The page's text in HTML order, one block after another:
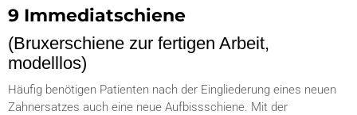
9 Immediatschiene
(Bruxerschiene zur fertigen Arbeit,
modelllos)​
Häufig benötigen Patienten nach der Eingliederung eines neuen
Zahnersatzes auch eine neue Aufbissschiene. Mit der